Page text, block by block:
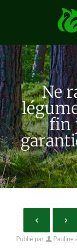
Ne
fin
Publié par Pauline